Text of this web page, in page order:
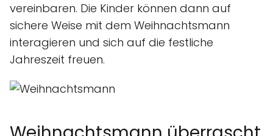
vereinbaren. Die Kinder können dann auf
sichere Weise mit dem Weihnachtsmann
interagieren und sich auf die festliche
Jahreszeit freuen.